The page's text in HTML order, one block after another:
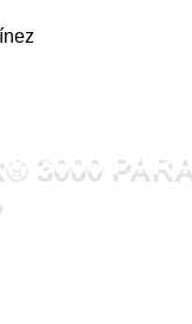
3000 PARA